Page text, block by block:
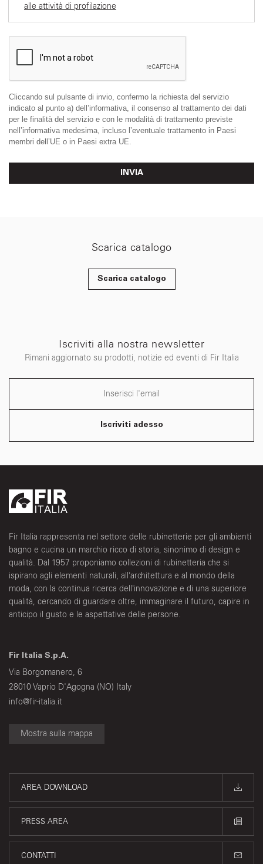
alle attività di profilazione
Cliccando sul pulsante di invio, confermo la richiesta del servizio
indicato al punto a) dell’informativa, il consenso al trattamento dei dati
per le finalità del servizio e con le modalità di trattamento previste
nell’informativa medesima, incluso l’eventuale trattamento in Paesi
membri dell’UE o in Paesi extra UE.
INVIA
Scarica catalogo
Scarica catalogo
Iscriviti alla nostra newsletter
Rimani aggiornato su prodotti, notizie ed eventi di Fir Italia
Iscriviti adesso
Fir Italia rappresenta nel settore delle rubinetterie per gli ambienti
bagno e cucina un marchio ricco di storia, sinonimo di design e
qualità. Dal 1957 proponiamo collezioni di rubinetteria che si
ispirano agli elementi naturali, all’architettura e al mondo della
moda, con la continua ricerca dell’innovazione e di una superiore
qualità, cercando di guardare oltre, immaginare il futuro, capire in
anticipo il gusto e le aspettative delle persone.
Fir Italia S.p.A.
Via Borgomanero, 6
28010 Vaprio D'Agogna (NO) Italy
info@fir-italia.it
Mostra sulla mappa
AREA DOWNLOAD
PRESS AREA
CONTATTI